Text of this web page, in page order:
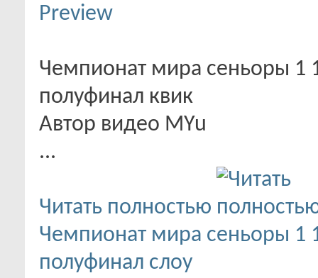
Чемпионат мира сеньоры 1
полуфинал квик
Автор видео MYu
...
Читать полностью
Чемпионат мира сеньоры 1
полуфинал слоу